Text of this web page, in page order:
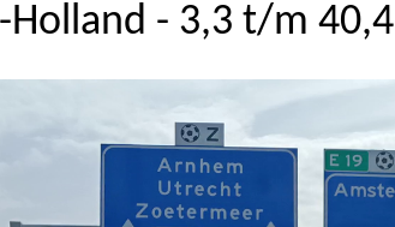
Holland - 3,3 t/m 40,4